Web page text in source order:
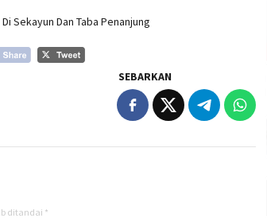
Sekayun Dan Taba Penanjung
SEBARKAN
ditandai *